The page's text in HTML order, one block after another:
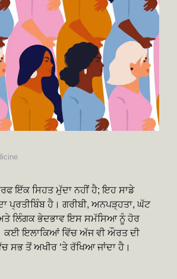
ਇੱਕ ਸਿਹਤ ਮੁੱਦਾ ਨਹੀਂ ਹੈ; ਇਹ ਸਾਡੇ
ਪ੍ਰਤੀਬਿੰਬ ਹੈ। ਗਰੀਬੀ, ਅਨਪੜ੍ਹਤਾ, ਘੱਟ
ਲਿੰਗਕ ਭੇਦਭਾਵ ਇਸ ਸਮੱਸਿਆ ਨੂੰ ਹੋਰ
ਕਈ ਇਲਾਕਿਆਂ ਵਿੱਚ ਅੱਜ ਵੀ ਔਰਤ ਦੀ
ਸਭ ਤੋਂ ਅਖੀਰ ‘ਤੇ ਰੱਖਿਆ ਜਾਂਦਾ ਹੈ।